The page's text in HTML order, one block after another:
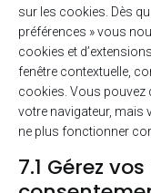
sur les cookies. Dès
préférences » vous
cookies et
fenêtre contextuelle,
cookies. Vous pouvez
votre navigateur, mais
ne plus fonctionner
7.1 Gérez